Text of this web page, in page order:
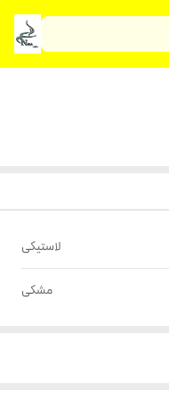
لاستیکی
مشکی